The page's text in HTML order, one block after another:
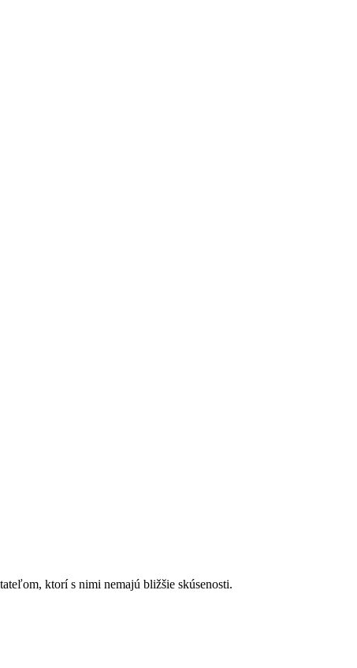
ktorí s nimi nemajú bližšie skúsenosti.